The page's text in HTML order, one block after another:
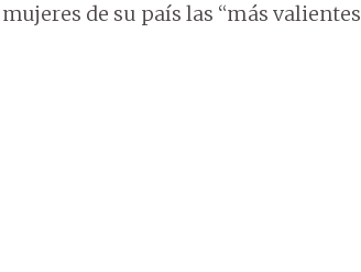
de su país las “más valientes